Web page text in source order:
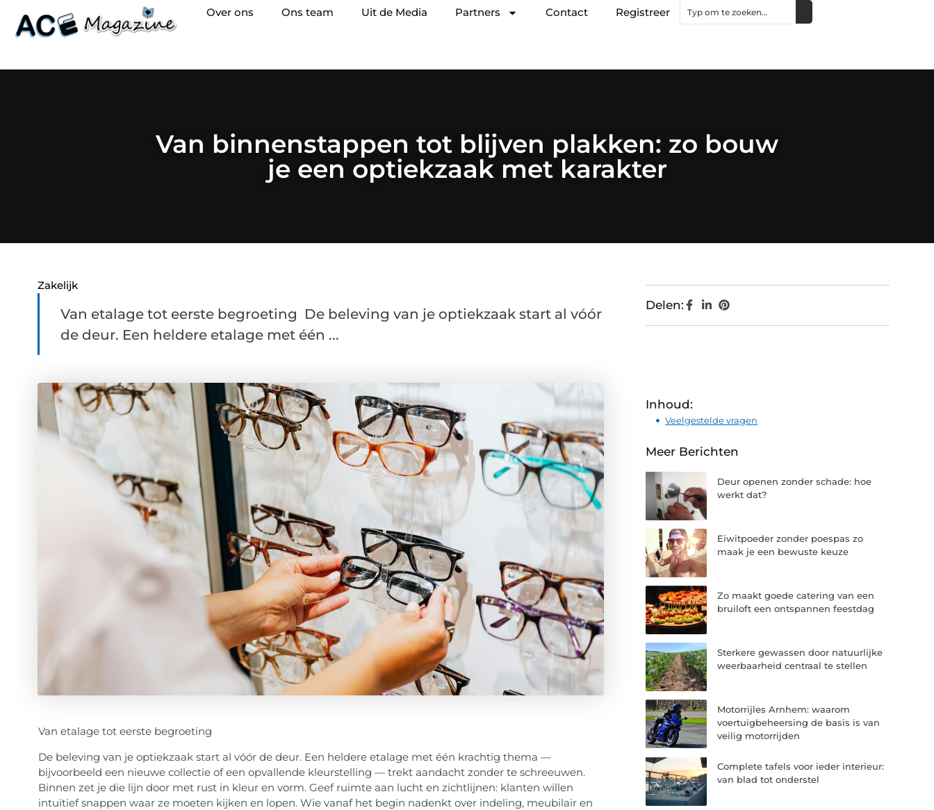
Over ons Ons team Uit de Media Partners Contact Registreer
Van binnenstappen tot blijven plakken: zo bouw
je een optiekzaak met karakter
Zakelijk
Van etalage tot eerste begroeting De beleving van je optiekzaak start al vóór
de deur. Een heldere etalage met één ...
Van etalage tot eerste begroeting
De beleving van je optiekzaak start al vóór de deur. Een heldere etalage met één krachtig thema —
bijvoorbeeld een nieuwe collectie of een opvallende kleurstelling — trekt aandacht zonder te schreeuwen.
Binnen zet je die lijn door met rust in kleur en vorm. Geef ruimte aan lucht en zichtlijnen: klanten willen
intuïtief snappen waar ze moeten kijken en lopen. Wie vanaf het begin nadenkt over indeling, meubilair en
Delen:
Inhoud:
Veelgestelde vragen
Meer Berichten
Deur openen zonder schade: hoe
werkt dat?
Eiwitpoeder zonder poespas zo
maak je een bewuste keuze
Zo maakt goede catering van een
bruiloft een ontspannen feestdag
Sterkere gewassen door natuurlijke
weerbaarheid centraal te stellen
Motorrijles Arnhem: waarom
voertuigbeheersing de basis is van
veilig motorrijden
Complete tafels voor ieder interieur:
van blad tot onderstel